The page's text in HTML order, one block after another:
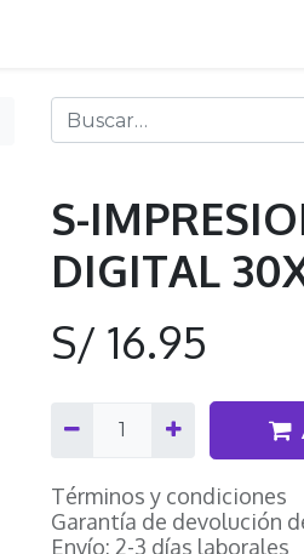
S-
DIGITAL
S/ 16.95
Términos y condiciones
Garantía de devolución
Envío: 2-3 días laborales